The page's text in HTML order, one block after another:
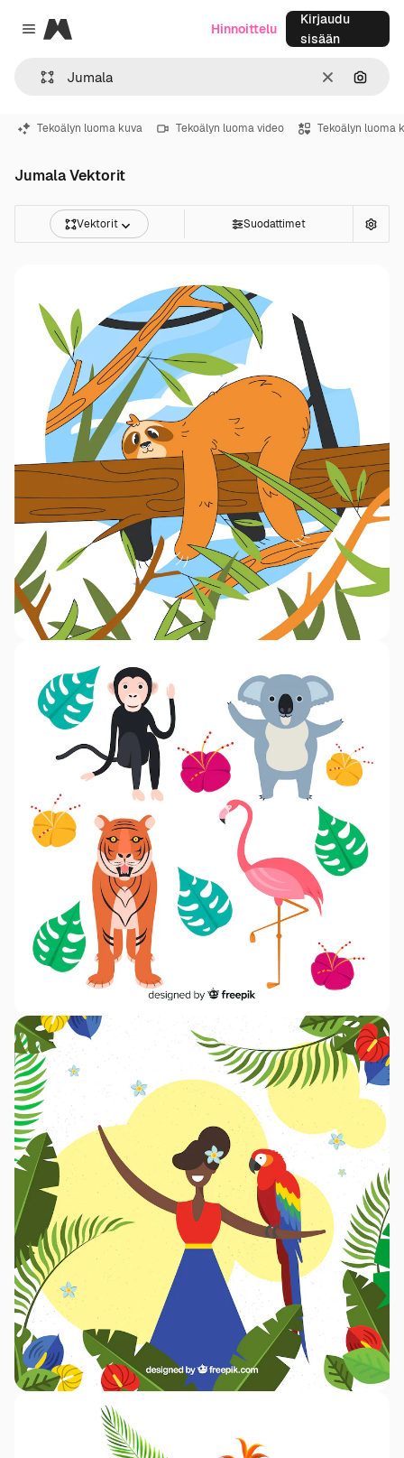
Close menu
Magnific
SelkeäHae
Hinnoittelu
Kirjaudu
sisään
Tekoälyn luoma kuva Tekoälyn luoma video Tekoälyn luoma
Jumala Vektorit
Vektorit Suodattimet